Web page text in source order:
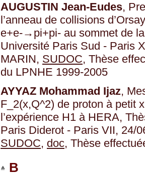
AUGUSTIN Jean-Eudes,
l’anneau de collisions
e+e-→pi+pi- au sommet de
Université Paris Sud - Paris
MARIN, SUDOC, Thèse
du LPNHE 1999-2005
AYYAZ Mohammad Ijaz,
F_2(x,Q^2) de proton à petit
l’expérience H1 à HERA,
Paris Diderot - Paris VII, 24/
SUDOC, doc, Thèse
B